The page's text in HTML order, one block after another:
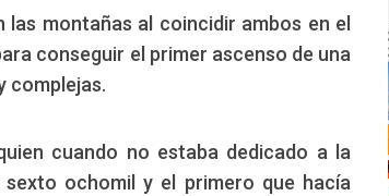
las montañas al coincidir ambos en el
conseguir el primer ascenso de una
complejas.
cuando no estaba dedicado a la
ochomil y el primero que hacía